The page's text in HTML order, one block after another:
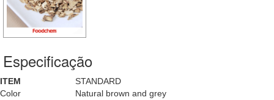
Especificação
ITEM
STANDARD
Color
Natural brown and grey